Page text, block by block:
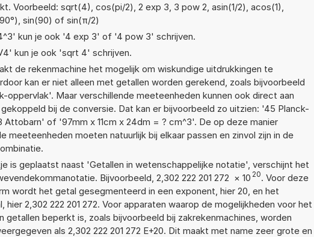
Voorbeeld: sqrt(4), cos(pi/2), 2 exp 3, 3 pow 2, asin(1/2), acos(1),
sin(90) of sin(π/2)
kun je ook '4 exp 3' of '4 pow 3' schrijven.
kun je ook 'sqrt 4' schrijven.
de rekenmachine het mogelijk om wiskundige uitdrukkingen te
kan er niet alleen met getallen worden gerekend, zoals bijvoorbeeld
oppervlak'. Maar verschillende meeteenheden kunnen ook direct aan
bij de conversie. Dat kan er bijvoorbeeld zo uitzien: '45 Planck-
Attobarn' of '97mm x 11cm x 24dm = ? cm^3'. De op deze manier
meeteenheden moeten natuurlijk bij elkaar passen en zinvol zijn in de
is geplaatst naast 'Getallen in wetenschappelijke notatie', verschijnt het
Bijvoorbeeld, 2,302 222 201 272 × 10 20. Voor deze
wordt het getal gesegmenteerd in een exponent, hier 20, en het
hier 2,302 222 201 272. Voor apparaten waarop de mogelijkheden voor het
getallen beperkt is, zoals bijvoorbeeld bij zakrekenmachines, worden
als 2,302 222 201 272 E+20. Dit maakt met name zeer grote en